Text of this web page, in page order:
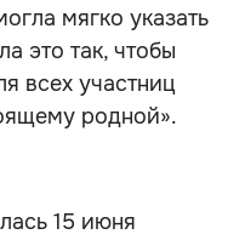
мягко указать
это так, чтобы
всех участниц
родной».
15 июня